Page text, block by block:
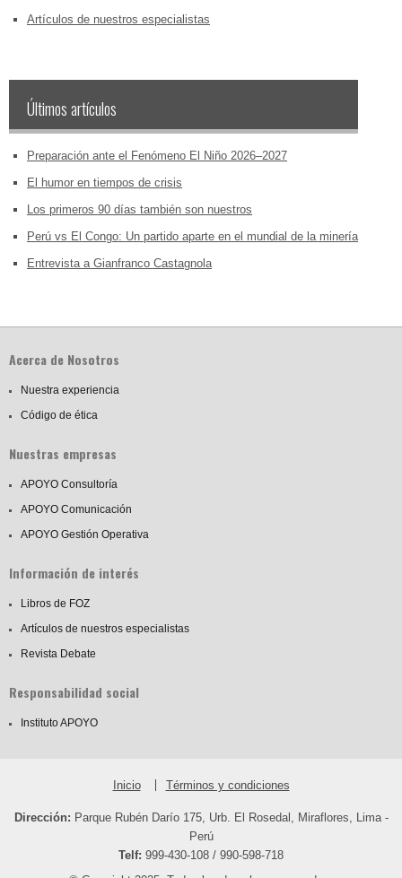
Artículos de nuestros especialistas
Últimos artículos
Preparación ante el Fenómeno El Niño 2026–2027
El humor en tiempos de crisis
Los primeros 90 días también son nuestros
Perú vs El Congo: Un partido aparte en el mundial de la minería
Entrevista a Gianfranco Castagnola
Acerca de Nosotros
Nuestra experiencia
Código de ética
Nuestras empresas
APOYO Consultoría
APOYO Comunicación
APOYO Gestión Operativa
Información de interés
Libros de FOZ
Artículos de nuestros especialistas
Revista Debate
Responsabilidad social
Instituto APOYO
Inicio Términos y condiciones
Dirección: Parque Rubén Darío 175, Urb. El Rosedal, Miraflores, Lima -
Perú
Telf: 999-430-108 / 990-598-718